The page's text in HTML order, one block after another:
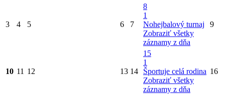
3 4 5 6 7
8
1
Nohejbalový turnaj
Zobraziť všetky
záznamy z dňa
9
10 11 12 13 14
15
1
Športuje celá rodina
Zobraziť všetky
záznamy z dňa
16